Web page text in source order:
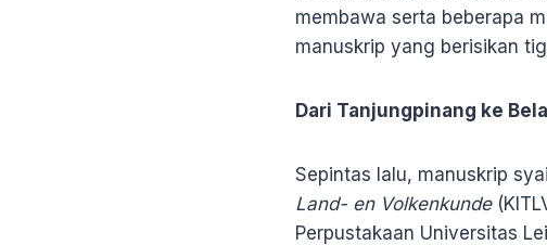
membawa serta beberapa
manuskrip yang berisikan
Dari Tanjungpinang ke
Sepintas lalu, manuskrip
Land- en Volkenkunde
Perpustakaan Universitas